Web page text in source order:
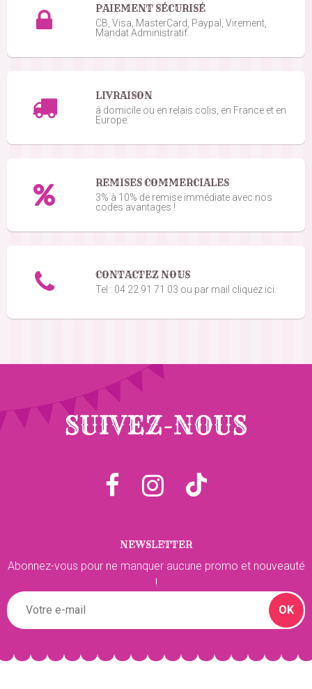
PAIEMENT SÉCURISÉ
CB, Visa, MasterCard, Paypal, Virement,
Mandat Administratif.
LIVRAISON
à domicile ou en relais colis, en France et en
Europe.
REMISES COMMERCIALES
3% à 10% de remise immédiate avec nos
codes avantages !
CONTACTEZ NOUS
Tel : 04 22 91 71 03 ou par mail cliquez ici.
SUIVEZ-NOUS
NEWSLETTER
Abonnez-vous pour ne manquer aucune promo et nouveauté
!
OK